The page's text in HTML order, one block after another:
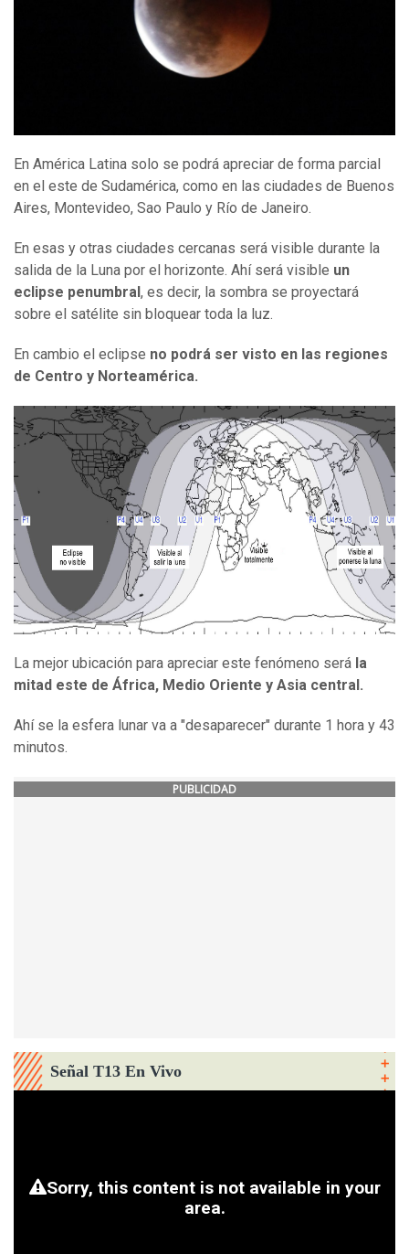
En América Latina solo se podrá apreciar de forma parcial
en el este de Sudamérica, como en las ciudades de Buenos
Aires, Montevideo, Sao Paulo y Río de Janeiro.
En esas y otras ciudades cercanas será visible durante la
salida de la Luna por el horizonte. Ahí será visible un
eclipse penumbral , es decir, la sombra se proyectará
sobre el satélite sin bloquear toda la luz.
En cambio el eclipse no podrá ser visto en las regiones
de Centro y Norteamérica.
La mejor ubicación para apreciar este fenómeno será la
mitad este de África, Medio Oriente y Asia central.
Ahí se la esfera lunar va a "desaparecer" durante 1 hora y 43
minutos.
PUBLICIDAD
Señal T13 En Vivo